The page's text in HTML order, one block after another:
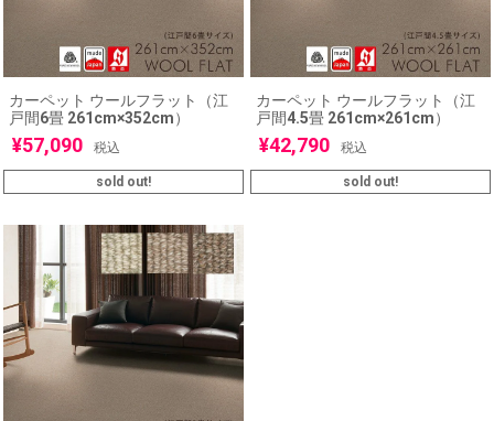
カーペット ウールフラット（江
戸間6畳 261cm×352cm）
¥57,090 税込
sold out!
カーペット ウールフラット（江
戸間4.5畳 261cm×261cm）
¥42,790 税込
sold out!